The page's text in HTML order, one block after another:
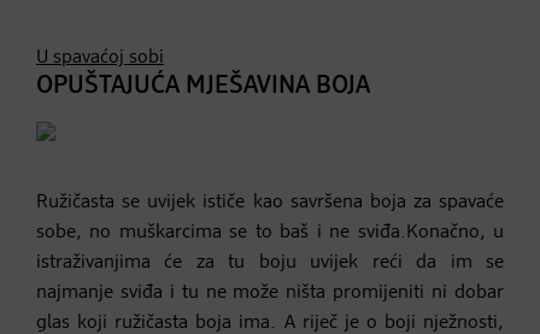
U spavaćoj sobi
OPUŠTAJUĆA MJEŠAVINA BOJA
Ružičasta se uvijek ističe kao savršena boja za spavaće
sobe, no muškarcima se to baš i ne sviđa.Konačno, u
istraživanjima će za tu boju uvijek reći da im se
najmanje sviđa i tu ne može ništa promijeniti ni dobar
glas koji ružičasta boja ima. A riječ je o boji nježnosti,